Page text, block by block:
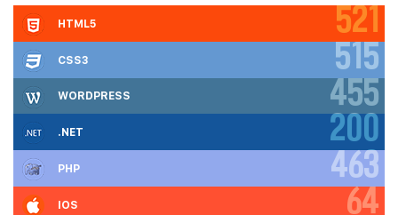
HTML5 521
CSS3 515
WORDPRESS 455
.NET 200
PHP 463
IOS 64